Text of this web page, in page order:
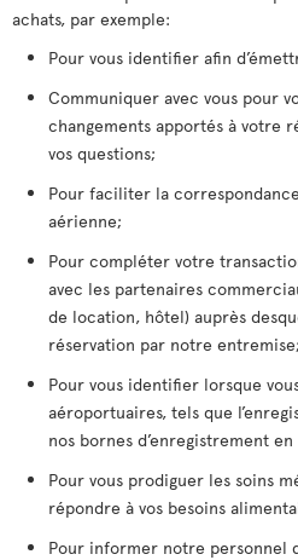
achats, par exemple:
Pour vous identifier afin
Communiquer avec vous pour
changements apportés à votre
vos questions;
Pour faciliter la
aérienne;
Pour compléter votre
avec les partenaires
de location, hôtel) auprès
réservation par notre entremise;
Pour vous identifier lorsque
aéroportuaires, tels que
nos bornes d’enregistrement
Pour vous prodiguer les soins
répondre à vos besoins
Pour informer notre personnel